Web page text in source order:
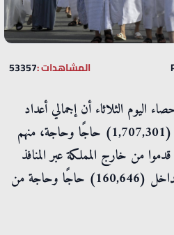
المشاهدات :53357
اليوم الثلاثاء أن إجمالي أعداد
الحجاج هذا العام 1447 هـ بلغ (1,707,301) حاجًا وحاجة، منهم
قدموا من خارج المملكة عبر المنافذ
المختلفة، بينما بلغ عدد حجاج الداخل (160,646) حاجًا وحاجة من